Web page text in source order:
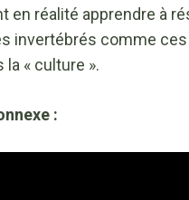
en réalité apprendre à
invertébrés comme
la « culture ».
: